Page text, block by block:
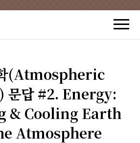
(Atmospheric
문답 #2. Energy:
& Cooling Earth
Atmosphere